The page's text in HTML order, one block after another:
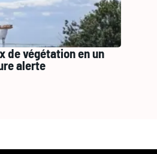
de végétation en un
alerte